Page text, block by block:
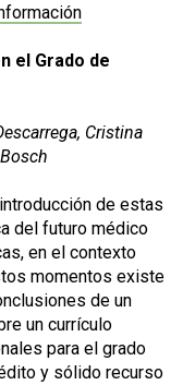
el Grado de
Cristina
de estas
del futuro médico
en el contexto
momentos existe
de un
un currículo
para el grado
y sólido recurso